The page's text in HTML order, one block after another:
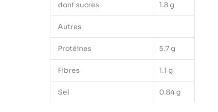
dont sucres 1.8 g
Autres
Protéines 5.7 g
Fibres 1.1 g
Sel 0.84 g